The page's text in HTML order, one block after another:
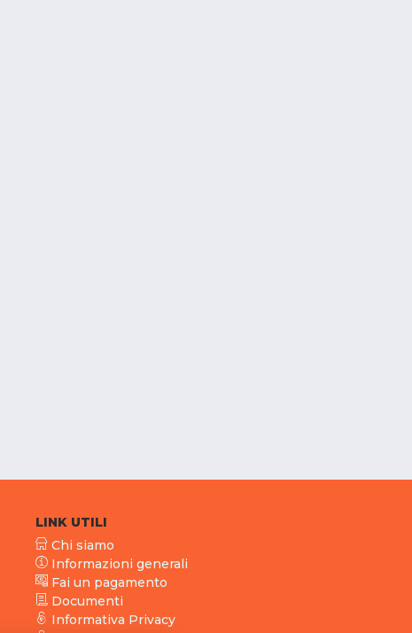
LINK UTILI
Chi siamo
Informazioni generali
Fai un pagamento
Documenti
Informativa Privacy